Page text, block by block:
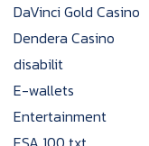
DaVinci Gold Casino
Dendera Casino
disabilit
E-wallets
Entertainment